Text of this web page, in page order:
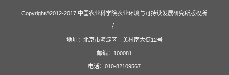
Copyright©2012-2017 中国农业科学院农业环境与可持续发展研究所版权所
有
地址：北京市海淀区中关村南大街12号
邮编：100081
电话：010-82109567